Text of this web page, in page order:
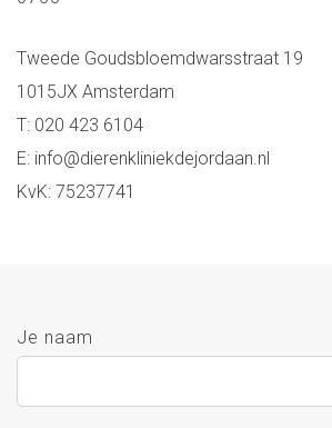
Tweede Goudsbloemdwarsstraat 19
1015JX Amsterdam
T: 020 423 6104
E: info@dierenkliniekdejordaan.nl
KvK: 75237741
Je naam